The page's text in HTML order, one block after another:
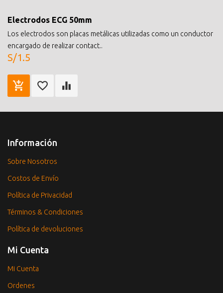
Electrodos ECG 50mm
Los electrodos son placas metálicas utilizadas como un conductor
encargado de realizar contact..
S/1.5
Información
Sobre Nosotros
Costos de Envío
Política de Privacidad
Términos & Condiciones
Política de devoluciones
Mi Cuenta
Mi Cuenta
Ordenes